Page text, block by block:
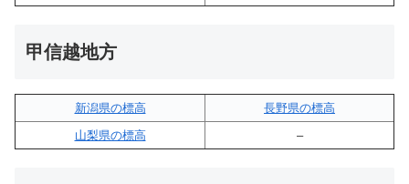
甲信越地方
新潟県の標高
長野県の標高
山梨県の標高
–